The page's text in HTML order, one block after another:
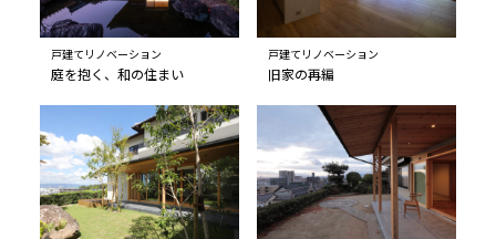
戸建てリノベーション
庭を抱く、和の住まい
戸建てリノベーション
旧家の再編